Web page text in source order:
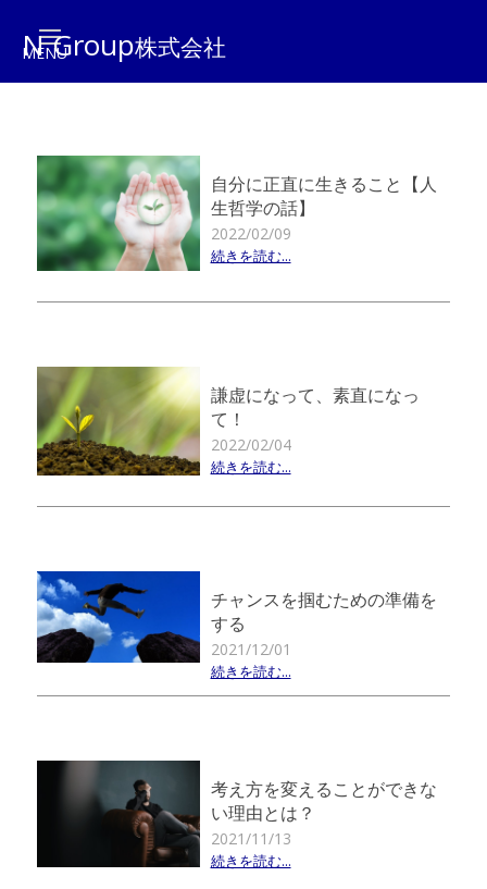
N Group株式会社
自分に正直に生きること【人
生哲学の話】
2022/02/09
続きを読む...
謙虚になって、素直になっ
て！
2022/02/04
続きを読む...
チャンスを掴むための準備を
する
2021/12/01
続きを読む...
考え方を変えることができな
い理由とは？
2021/11/13
続きを読む...